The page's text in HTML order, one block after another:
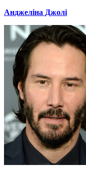
Анджеліна Джолі